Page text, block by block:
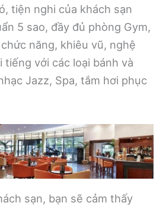
tiện nghi của khách sạn
5 sao, đầy đủ phòng Gym,
năng, khiêu vũ, nghệ
với các loại bánh và
Jazz, Spa, tắm hơi phục
sạn, bạn sẽ cảm thấy